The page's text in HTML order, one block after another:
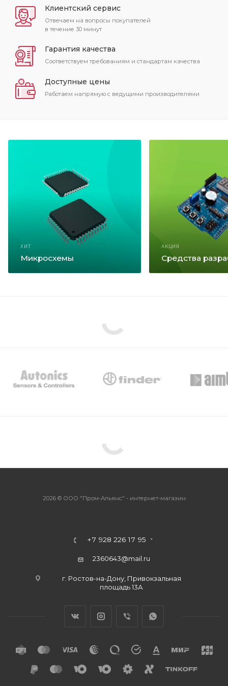
Клиентский сервис
Отвечаем на вопросы покупателей
в течение 30 минут
Гарантия качества
Соответствуем требованиям и стандартам качества
Доступные цены
Работаем напрямую с ведущими производителями
ХИТ
Микросхемы
АКЦИЯ
Средства
2026 © ООО "Пром-Альянс" - интернет-магазин
+7 928 226 17 95
2360643@mail.ru
г. Ростов-на-Дону, Привокзальная
площадь 13А